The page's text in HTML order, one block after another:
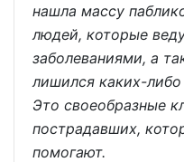
нашла массу
людей, которые
заболеваниями, а
лишился каких-либо
Это своеобразные
пострадавших,
помогают.